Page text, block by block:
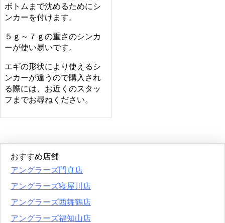
ボトムまで沈めるためにシ
ンカーを付けます。
５ｇ～７ｇの重さのシンカ
ーが使い易いです。
エギの形状により使えるシ
ンカーが違うので購入され
る際には、お近くのスタッ
フまでお尋ねください。
おすすめ店舗
アングラーズ門真店
アングラーズ寝屋川店
アングラーズ西舞鶴店
アングラーズ福知山店